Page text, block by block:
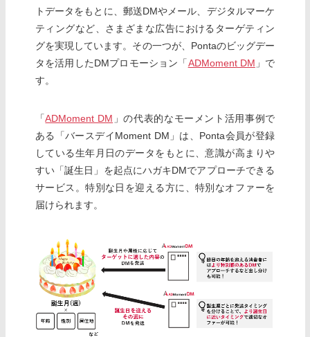
トデータをもとに、郵送DMやメール、デジタルマーケ
ティングなど、さまざまな広告におけるターゲティン
グを実現しています。その一つが、Pontaのビッグデー
タを活用したDMプロモーション「ADMoment DM 」で
す。
「ADMoment DM 」の代表的なモーメント活用事例で
ある「バースデイMoment DM」は、Ponta会員が登録
している生年月日のデータをもとに、意識が高まりや
すい「誕生日」を起点にハガキDMでアプローチできる
サービス。特別な日を迎える方に、特別なオファーを
届けられます。